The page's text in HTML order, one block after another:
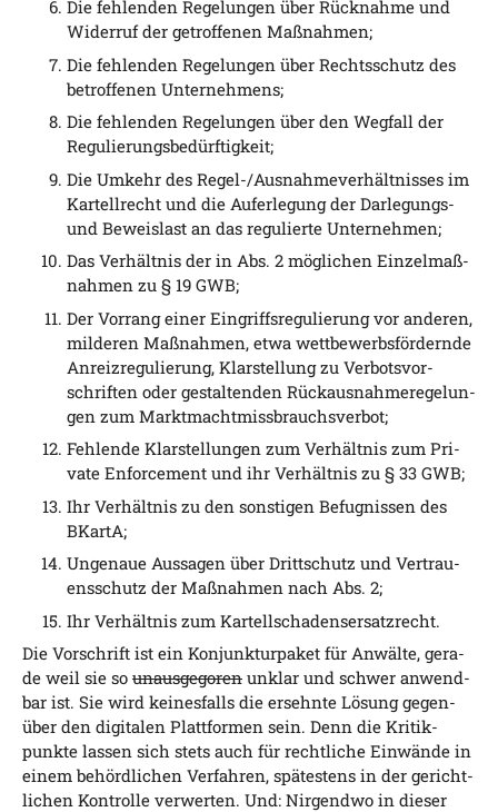
Die feh­len­den Rege­lun­gen über Rück­nah­me und
Wider­ruf der getrof­fe­nen Maßnahmen;
Die feh­len­den Rege­lun­gen über Rechts­schutz des
betrof­fe­nen Unternehmens;
Die feh­len­den Rege­lun­gen über den Weg­fall der
Regulierungsbedürftigkeit;
Die Umkehr des Regel-/Aus­nah­me­ver­hält­nis­ses im
Kar­tell­recht und die Auf­er­le­gung der Dar­le­gungs-
und Beweis­last an das regu­lier­te Unternehmen;
Das Ver­hält­nis der in Abs. 2 mög­li­chen Ein­zel­maß­
nah­men zu § 19 GWB;
Der Vor­rang einer Ein­griffs­re­gu­lie­rung vor ande­ren,
mil­de­ren Maß­nah­men, etwa wett­be­werbs­för­dern­de
Anreiz­re­gu­lie­rung, Klar­stel­lung zu Ver­bots­vor­
schrif­ten oder gestal­ten­den Rück­aus­nah­me­re­ge­lun­
gen zum Marktmachtmissbrauchsverbot;
Feh­len­de Klar­stel­lun­gen zum Ver­hält­nis zum Pri­
va­te Enforce­ment und ihr Ver­hält­nis zu § 33 GWB;
Ihr Ver­hält­nis zu den sons­ti­gen Befug­nis­sen des
BKartA;
Unge­naue Aus­sa­gen über Dritt­schutz und Ver­trau­
ens­schutz der Maß­nah­men nach Abs. 2;
Ihr Ver­hält­nis zum Kartellschadensersatzrecht.
Die Vor­schrift ist ein Kon­junk­tur­pa­ket für Anwäl­te, gera­
de weil sie so unaus­ge­go­ren unklar und schwer anwend­
bar ist. Sie wird kei­nes­falls die ersehn­te Lösung gegen­
über den digi­ta­len Platt­for­men sein. Denn die Kri­tik­
punk­te las­sen sich stets auch für recht­li­che Ein­wän­de in
einem behörd­li­chen Ver­fah­ren, spä­tes­tens in der gericht­
li­chen Kon­trol­le ver­wer­ten. Und: Nir­gend­wo in die­ser